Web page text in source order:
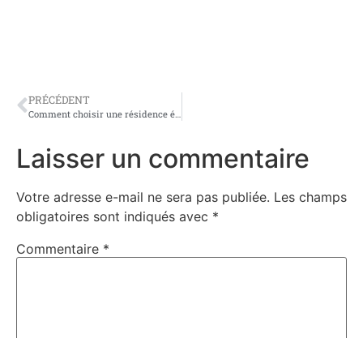
PRÉCÉDENT
Laisser un commentaire
Votre adresse e-mail ne sera pas publiée. Les champs
obligatoires sont indiqués avec *
Commentaire *